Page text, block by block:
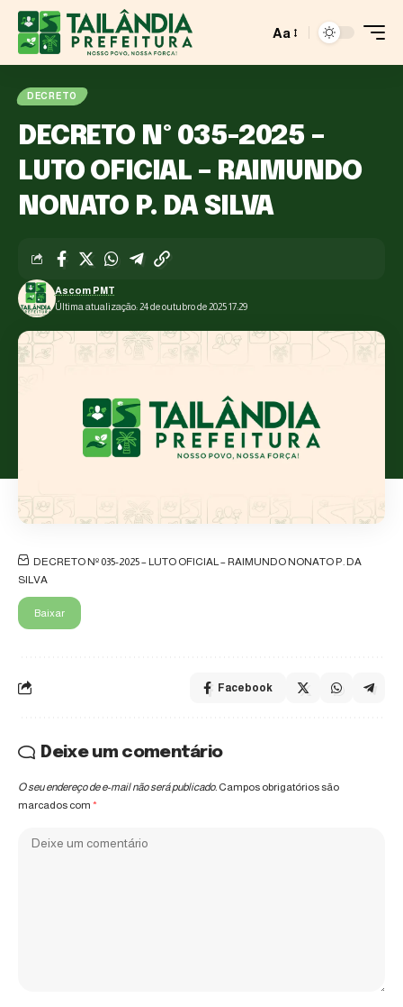
Aa
DECRETO
DECRETO Nº 035-2025 –
LUTO OFICIAL – RAIMUNDO
NONATO P. DA SILVA
Última atualização: 24 de outubro de 2025 17:29
Ascom PMT
DECRETO Nº 035-2025 – LUTO OFICIAL – RAIMUNDO NONATO P. DA
SILVA
Baixar
Facebook
Deixe um comentário
O seu endereço de e-mail não será publicado. Campos obrigatórios são
marcados com *